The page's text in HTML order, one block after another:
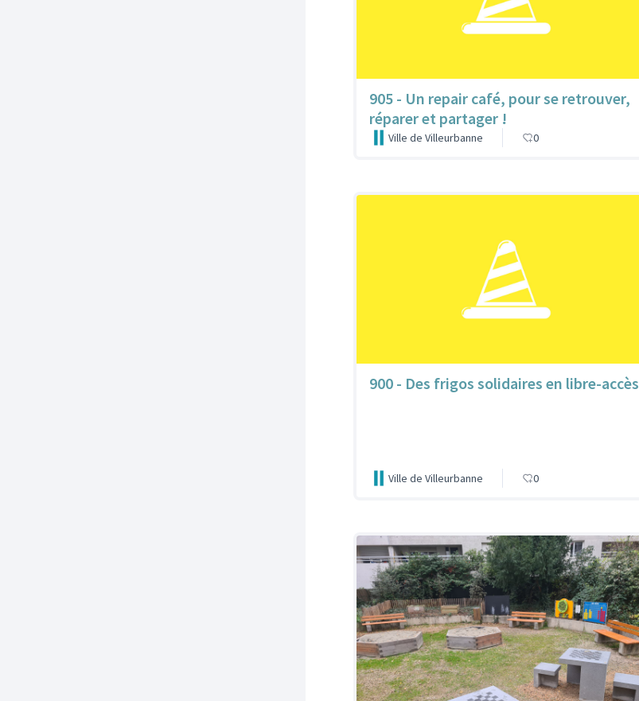
905 - Un repair café, pour se retrouver,
réparer et partager !
Ville de Villeurbanne 0
900 - Des frigos solidaires en libre-accès
Ville de Villeurbanne 0